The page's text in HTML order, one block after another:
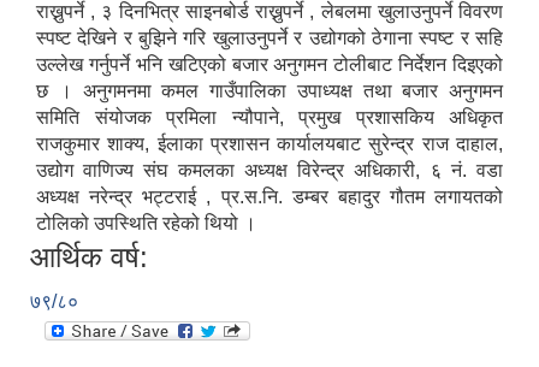
राख्नुपर्ने , ३ दिनभित्र साइनबोर्ड राख्नुपर्ने , लेबलमा खुलाउनुपर्ने विवरण
स्पष्ट देखिने र बुझिने गरि खुलाउनुपर्ने र उद्योगको ठेगाना स्पष्ट र सहि
उल्लेख गर्नुपर्ने भनि खटिएको बजार अनुगमन टोलीबाट निर्देशन दिइएको
छ । अनुगमनमा कमल गाउँपालिका उपाध्यक्ष तथा बजार अनुगमन
समिति संयोजक प्रमिला न्यौपाने, प्रमुख प्रशासकिय अधिकृत
राजकुमार शाक्य, ईलाका प्रशासन कार्यालयबाट सुरेन्द्र राज दाहाल,
उद्योग वाणिज्य संघ कमलका अध्यक्ष विरेन्द्र अधिकारी, ६ नं. वडा
अध्यक्ष नरेन्द्र भट्टराई , प्र.स.नि. डम्बर बहादुर गौतम लगायतको
टोलिको उपस्थिति रहेको थियो ।
आर्थिक वर्ष:
७९/८०